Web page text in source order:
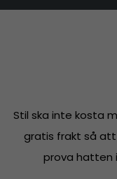
Stil ska inte kosta
gratis frakt så
prova hatten